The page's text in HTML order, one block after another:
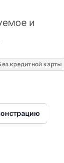
и
кредитной карты